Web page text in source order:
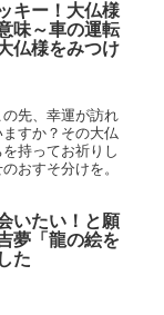
キー！大仏様
味～車の運転
仏様をみつけ
先、幸運が訪れ
すか？その大仏
持ってお祈りし
おすそ分けを。
いたい！と願
夢「龍の絵を
た